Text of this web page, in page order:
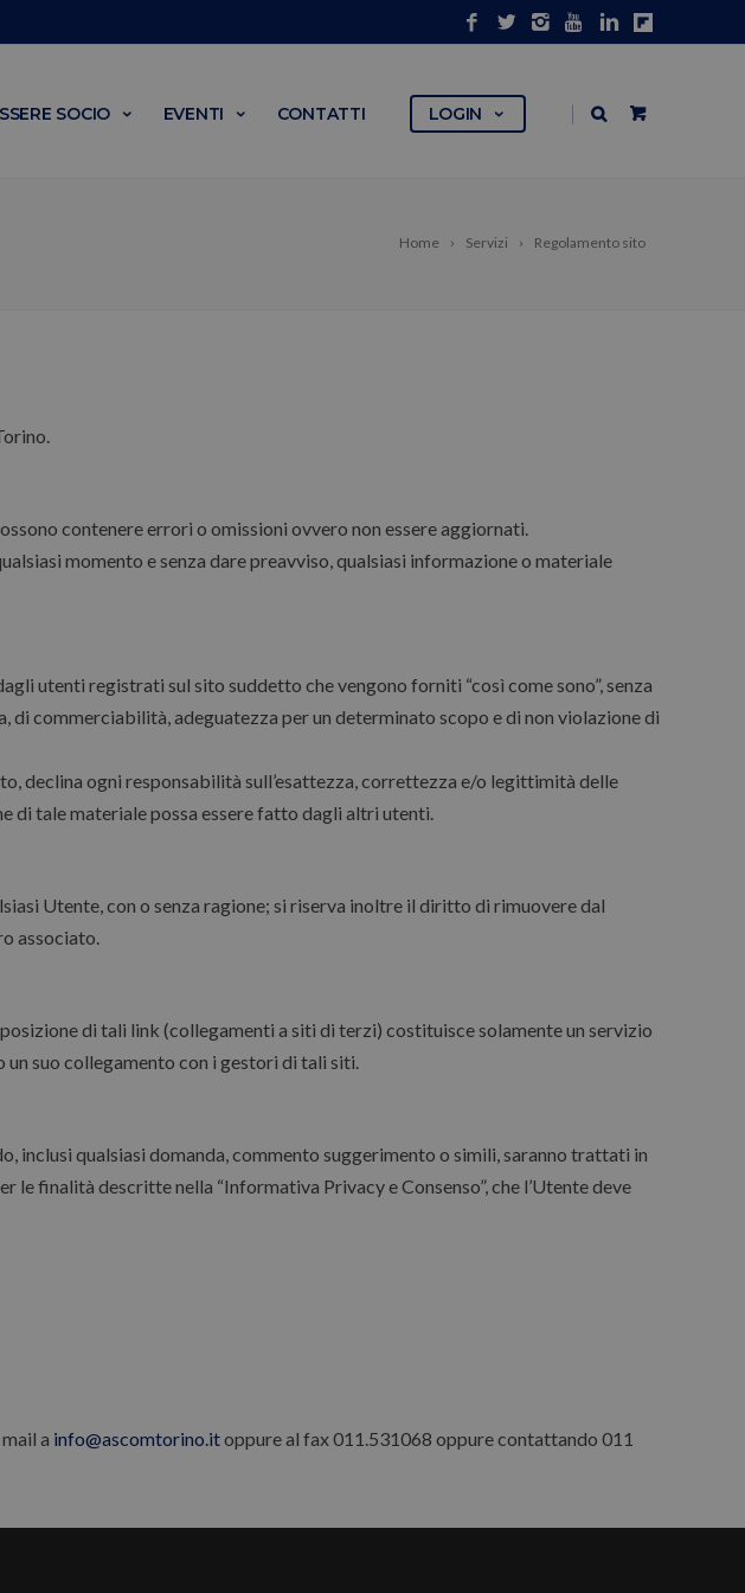
SOCIO EVENTI CONTATTI LOGIN
Home Servizi Regolamento sito
contenere errori o omissioni ovvero non essere aggiornati.
momento e senza dare preavviso, qualsiasi informazione o materiale
utenti registrati sul sito suddetto che vengono forniti “così come sono”, senza
commerciabilità, adeguatezza per un determinato scopo e di non violazione di
declina ogni responsabilità sull’esattezza, correttezza e/o legittimità delle
di tale materiale possa essere fatto dagli altri utenti.
Utente, con o senza ragione; si riserva inoltre il diritto di rimuovere dal
associato.
di tali link (collegamenti a siti di terzi) costituisce solamente un servizio
suo collegamento con i gestori di tali siti.
inclusi qualsiasi domanda, commento suggerimento o simili, saranno trattati in
finalità descritte nella “Informativa Privacy e Consenso”, che l’Utente deve
a info@ascomtorino.itoppure al fax 011.531068 oppure contattando 011